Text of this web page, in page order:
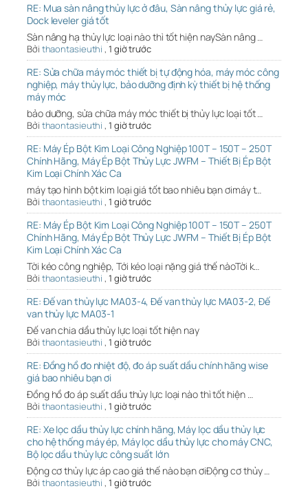
RE: Mua sàn nâng thủy lực ở đâu, Sàn nâng thủy lực giá rẻ,
Dock leveler giá tốt
Sàn nâng hạ thủy lực loại nào thì tốt hiện naySàn nâng …
Bởi thaontasieuthi , 1 giờ trước
RE: Sửa chữa máy móc thiết bị tự động hóa, máy móc công
nghiệp, máy thủy lực, bảo dưỡng định kỳ thiết bị hệ thống
máy móc
bảo dưỡng, sửa chữa máy móc thiết bị thủy lực loại tốt …
Bởi thaontasieuthi , 1 giờ trước
RE: Máy Ép Bột Kim Loại Công Nghiệp 100T – 150T – 250T
Chính Hãng, Máy Ép Bột Thủy Lực JWFM – Thiết Bị Ép Bột
Kim Loại Chính Xác Ca
máy tạo hình bột kim loại giá tốt bao nhiêu bạn ơimáy t…
Bởi thaontasieuthi , 1 giờ trước
RE: Máy Ép Bột Kim Loại Công Nghiệp 100T – 150T – 250T
Chính Hãng, Máy Ép Bột Thủy Lực JWFM – Thiết Bị Ép Bột
Kim Loại Chính Xác Ca
Tời kéo công nghiệp, Tới kéo loại nặng giá thế nàoTời k…
Bởi thaontasieuthi , 1 giờ trước
RE: Đế van thủy lực MA03-4, Đế van thủy lực MA03-2, Đế
van thủy lực MA03-1
Đế van chia dầu thủy lực loại tốt hiện nay
Bởi thaontasieuthi , 1 giờ trước
RE: Đồng hồ đo nhiệt độ, đo áp suất dầu chính hãng wise
giá bao nhiêu bạn ơi
Đồng hồ đo áp suất dầu thủy lực loại nào thì tốt hiện …
Bởi thaontasieuthi , 1 giờ trước
RE: Xe lọc dầu thủy lực chính hãng, Máy lọc dầu thủy lực
cho hệ thống máy ép, Máy lọc dầu thủy lực cho máy CNC,
Bộ lọc dầu thủy lực công suất lớn
Động cơ thủy lực áp cao giá thế nào bạn ơiĐộng cơ thủy …
Bởi thaontasieuthi , 1 giờ trước